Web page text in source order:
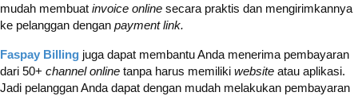
mudah membuat invoice online secara praktis dan mengirimkannya
ke pelanggan dengan payment link.
Faspay Billing juga dapat membantu Anda menerima pembayaran
dari 50+ channel online tanpa harus memiliki website atau aplikasi.
Jadi pelanggan Anda dapat dengan mudah melakukan pembayaran